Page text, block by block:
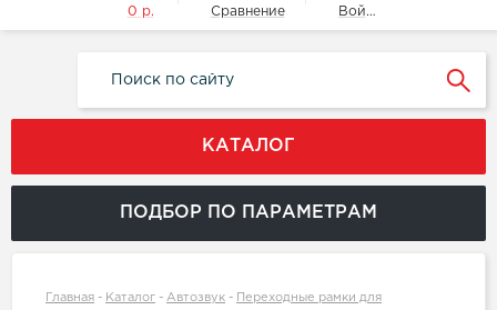
0 р. Сравнение Войти
КАТАЛОГ
ПОДБОР ПО ПАРАМЕТРАМ
Главная - Каталог - Автозвук -
Переходные рамки для